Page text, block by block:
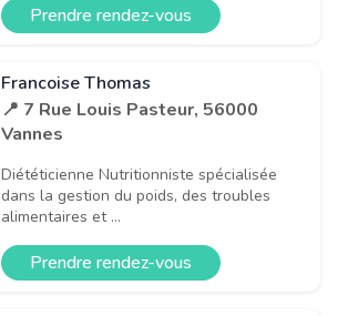
Prendre rendez-vous
Francoise Thomas
📍 7 Rue Louis Pasteur, 56000
Vannes
Diététicienne Nutritionniste spécialisée
dans la gestion du poids, des troubles
alimentaires et ...
Prendre rendez-vous